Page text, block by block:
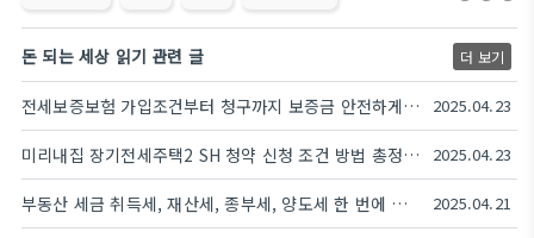
돈 되는 세상 읽기 관련 글 더 보기
전세보증보험 가입조건부터 청구까지 보증금 안전하게 지키기 2025.04.23
미리내집 장기전세주택2 SH 청약 신청 조건 방법 총정리 (2025년 4차 모집) 2025.04.23
부동산 세금 취득세, 재산세, 종부세, 양도세 한 번에 보는 가이드 2025.04.21